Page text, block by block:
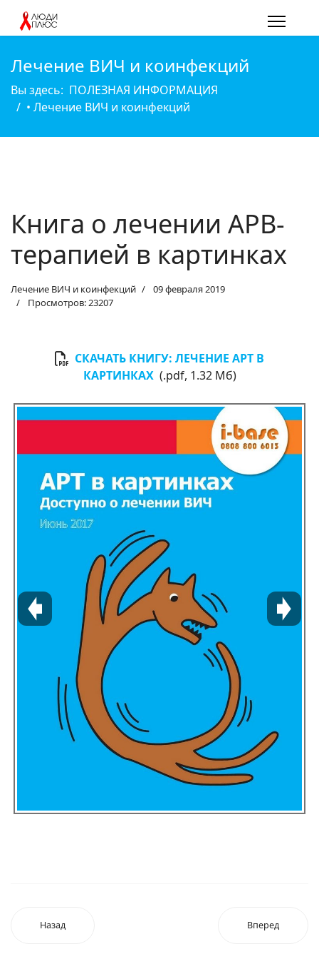
Лечение ВИЧ и коинфекций
Вы здесь: ПОЛЕЗНАЯ ИНФОРМАЦИЯ
• Лечение ВИЧ и коинфекций
Книга о лечении АРВ-
терапией в картинках
Лечение ВИЧ и коинфекций
09 февраля 2019
Просмотров: 23207
СКАЧАТЬ КНИГУ: ЛЕЧЕНИЕ АРT В
КАРТИНКАХ(.pdf, 1.32 Мб)
Назад Вперед